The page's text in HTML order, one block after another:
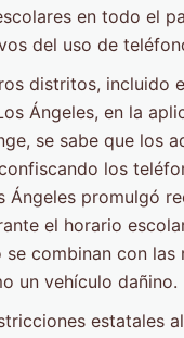
en todo el
del uso de
distritos, incluido
Ángeles, en la
se sabe que los
los
promulgó
el horario
combinan con las
un vehículo dañino.
estatales